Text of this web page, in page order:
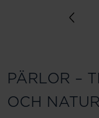
PÄRLOR –
OCH